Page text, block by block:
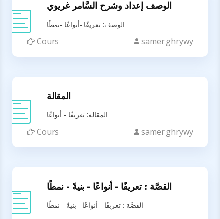
الوصف إعداد وشرح السَّامر غريوي
الوصف: تعريفًا -أنواعًا -نمطًا
Cours samer.ghrywy
المقالة
المقالة: تعريفًا - أنواعًا
Cours samer.ghrywy
القصَّة : تعريفًا - أنواعًا - بنيةً - نمطًا
القصَّة : تعريفًا - أنواعًا - بنيةً - نمطًا